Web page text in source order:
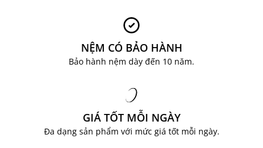
NỆM CÓ BẢO HÀNH
Bảo hành nệm dày đến 10 năm.
GIÁ TỐT MỖI NGÀY
Đa dạng sản phẩm với mức giá tốt mỗi ngày.